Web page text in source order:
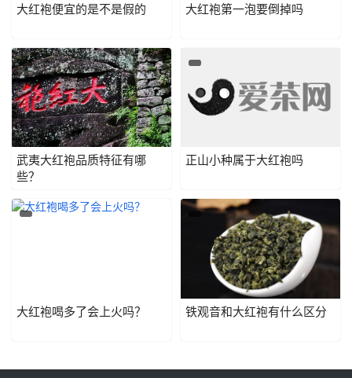
大红袍便宜的是不是假的 大红袍第一泡要倒掉吗
武夷大红袍品质特征有哪
些？
正山小种属于大红袍吗
大红袍喝多了会上火吗？ 铁观音和大红袍有什么区分